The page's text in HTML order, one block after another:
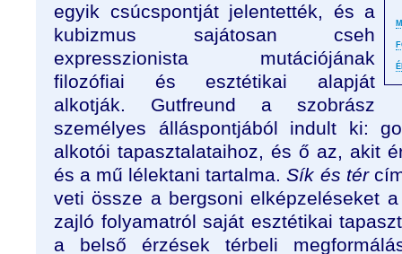
egyik csúcspontját jelentették, és a
kubizmus sajátosan cseh
expresszionista mutációjának
filozófiai és esztétikai alapját
alkotják. Gutfreund a szobrász
személyes álláspontjából indult ki:
alkotói tapasztalataihoz, és ő az, akit
és a mű lélektani tartalma.Sík és tér
veti össze a bergsoni elképzeléseket
zajló folyamatról saját esztétikai
a belső érzések térbeli